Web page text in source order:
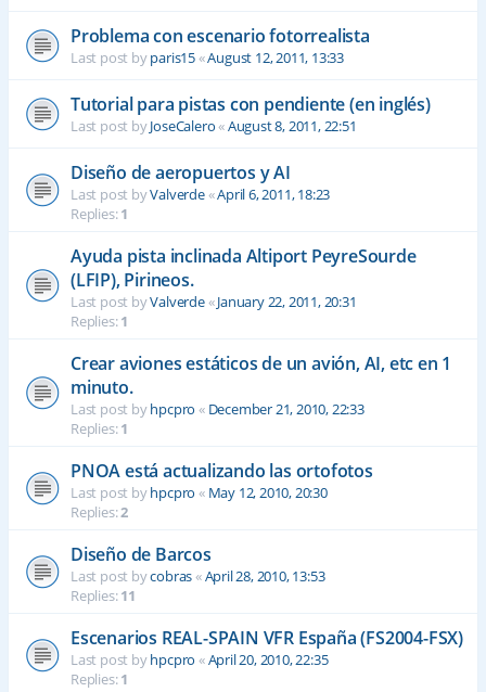
Problema con escenario fotorrealista
Last post byparis15«August 12, 2011, 13:33
Tutorial para pistas con pendiente (en inglés)
Last post byJoseCalero«August 8, 2011, 22:51
Diseño de aeropuertos y AI
Last post byValverde«April 6, 2011, 18:23
Replies:1
Ayuda pista inclinada Altiport PeyreSourde
(LFIP), Pirineos.
Last post byValverde«January 22, 2011, 20:31
Replies:1
Crear aviones estáticos de un avión, AI, etc en 1
minuto.
Last post byhpcpro « December 21, 2010, 22:33
Replies:1
PNOA está actualizando las ortofotos
Last post byhpcpro « May 12, 2010, 20:30
Replies:2
Diseño de Barcos
Last post bycobras«April 28, 2010, 13:53
Replies:11
Escenarios REAL-SPAIN VFR España (FS2004-FSX)
Last post byhpcpro «April 20, 2010, 22:35
Replies:1